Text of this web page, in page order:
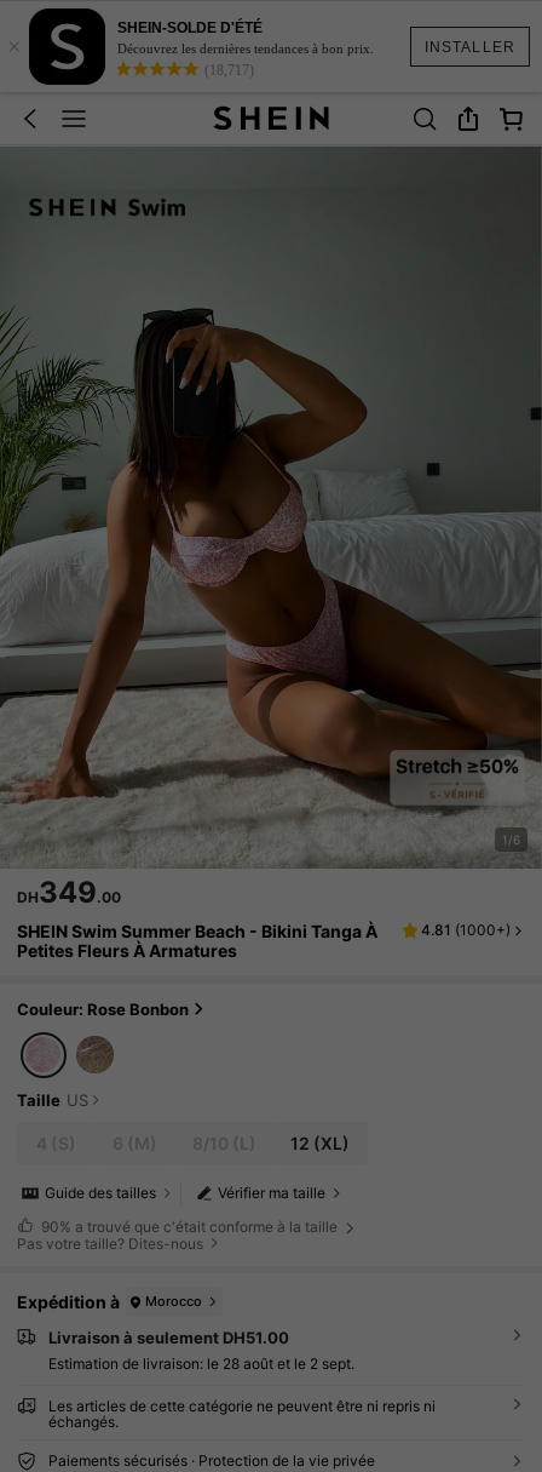
INSTALLER
×
SHEIN-SOLDE D'ÉTÉ
Découvrez les dernières tendances à bon prix.
(18,717)
1/6
DH349.00
SHEIN Swim Summer Beach - Bikini Tanga À
Petites Fleurs À Armatures
4.81 (1000+)
Couleur: Rose Bonbon
Taille US
12 (XL)
Vérifier ma taille
Guide des tailles
90% a trouvé que c'était conforme à la taille
Pas votre taille? Dites-nous
Expédition à Morocco
Livraison à seulement DH51.00
Estimation de livraison: le 28 août et le 2 sept.
Les articles de cette catégorie ne peuvent être ni repris ni
échangés.
Paiements sécurisés · Protection de la vie privée